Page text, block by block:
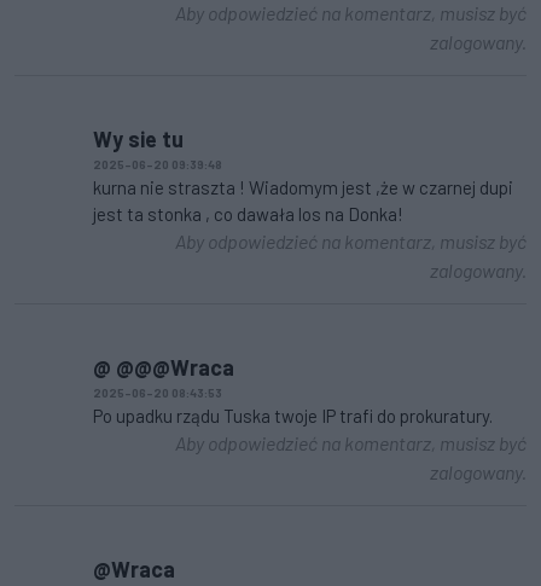
Aby odpowiedzieć na komentarz, musisz być
zalogowany.
Wy sie tu
2025-06-20 09:39:48
kurna nie straszta ! Wiadomym jest ,że w czarnej dupi
jest ta stonka , co dawała los na Donka!
Aby odpowiedzieć na komentarz, musisz być
zalogowany.
@ @@@Wraca
2025-06-20 08:43:53
Po upadku rządu Tuska twoje IP trafi do prokuratury.
Aby odpowiedzieć na komentarz, musisz być
zalogowany.
@Wraca